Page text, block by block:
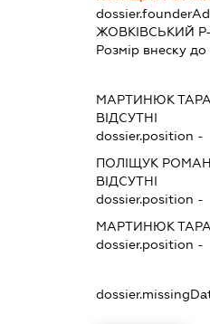
ЖОВКІВСЬКИЙ
Розмір внеску
МАРТИНЮК
ВІДСУТНІ
dossier.position -
ПОЛІЩУК
ВІДСУТНІ
dossier.position -
МАРТИНЮК
dossier.position -